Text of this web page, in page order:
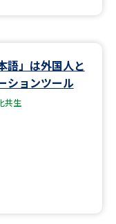
グラムから探す
イブ
語」は外国人と
ションツール
共生